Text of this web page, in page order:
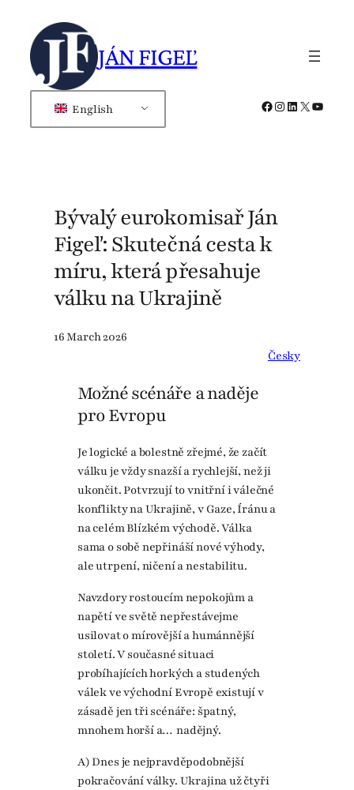
content
JÁN FIGEĽ
English Facebook
Instagram
LinkedIn
X
Bývalý eurokomisař Ján
Figeľ: Skutečná cesta k
míru, která přesahuje
válku na Ukrajině
16 March 2026
Česky
Možné scénáře a naděje
pro Evropu
Je logické a bolestně zřejmé, že začít
válku je vždy snazší a rychlejší, než ji
ukončit. Potvrzují to vnitřní i válečné
konflikty na Ukrajině, v Gaze, Íránu a
na celém Blízkém východě. Válka
sama o sobě nepřináší nové výhody,
ale utrpení, ničení a nestabilitu.
Navzdory rostoucím nepokojům a
napětí ve světě nepřestávejme
usilovat o mírovější a humánnější
století. V současné situaci
probíhajících horkých a studených
válek ve východní Evropě existují v
zásadě jen tři scénáře: špatný,
mnohem horší a… nadějný.
A) Dnes je nejpravděpodobnější
pokračování války. Ukrajina už čtyři